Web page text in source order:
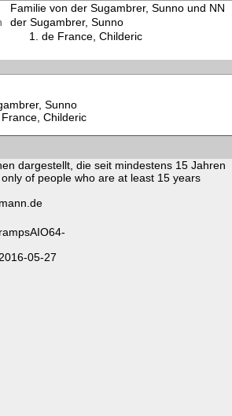
Familie von der Sugambrer, Sunno und NN
der Sugambrer, Sunno
de France, Childeric
Sunno
Childeric
dargestellt, die seit mindestens 15 Jahren
of people who are at least 15 years
05-27